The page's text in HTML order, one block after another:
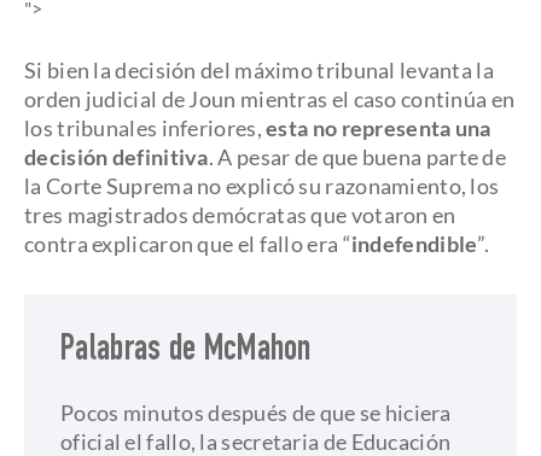
">
Si bien la decisión del máximo tribunal levanta la
orden judicial de Joun mientras el caso continúa en
los tribunales inferiores,esta no representa una
decisión definitiva. A pesar de que buena parte de
la Corte Suprema no explicó su razonamiento, los
tres magistrados demócratas que votaron en
contra explicaron que el fallo era “indefendible”.
Palabras de McMahon
Pocos minutos después de que se hiciera
oficial el fallo, la secretaria de Educación